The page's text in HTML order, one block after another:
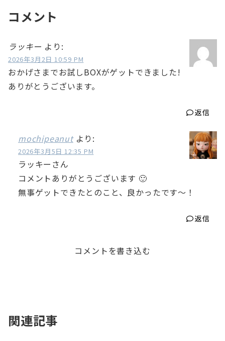
コメント
ラッキー より:
2026年3月2日 10:59 PM
おかげさまでお試しBOXがゲットできました!
ありがとうございます。
返信
mochipeanut より:
2026年3月5日 12:35 PM
ラッキーさん
コメントありがとうございます 🙂
無事ゲットできたとのこと、良かったです〜！
返信
コメントを書き込む
関連記事